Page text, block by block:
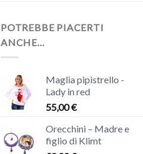
POTREBBE PIACERTI
ANCHE…
Maglia pipistrello -
Lady in red
55,00€
Orecchini – Madre e
figlio di Klimt